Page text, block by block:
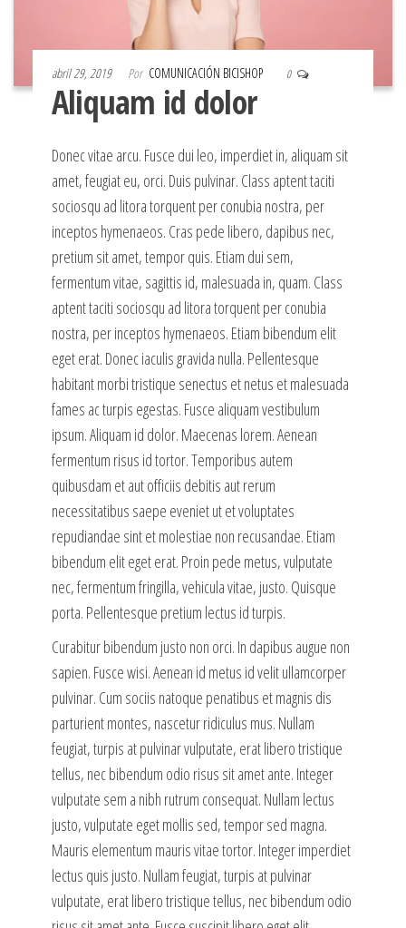
abril 29, 2019 Por COMUNICACIÓN BICISHOP 0
Aliquam id dolor
Donec vitae arcu. Fusce dui leo, imperdiet in, aliquam sit
amet, feugiat eu, orci. Duis pulvinar. Class aptent taciti
sociosqu ad litora torquent per conubia nostra, per
inceptos hymenaeos. Cras pede libero, dapibus nec,
pretium sit amet, tempor quis. Etiam dui sem,
fermentum vitae, sagittis id, malesuada in, quam. Class
aptent taciti sociosqu ad litora torquent per conubia
nostra, per inceptos hymenaeos. Etiam bibendum elit
eget erat. Donec iaculis gravida nulla. Pellentesque
habitant morbi tristique senectus et netus et malesuada
fames ac turpis egestas. Fusce aliquam vestibulum
ipsum. Aliquam id dolor. Maecenas lorem. Aenean
fermentum risus id tortor. Temporibus autem
quibusdam et aut officiis debitis aut rerum
necessitatibus saepe eveniet ut et voluptates
repudiandae sint et molestiae non recusandae. Etiam
bibendum elit eget erat. Proin pede metus, vulputate
nec, fermentum fringilla, vehicula vitae, justo. Quisque
porta. Pellentesque pretium lectus id turpis.
Curabitur bibendum justo non orci. In dapibus augue non
sapien. Fusce wisi. Aenean id metus id velit ullamcorper
pulvinar. Cum sociis natoque penatibus et magnis dis
parturient montes, nascetur ridiculus mus. Nullam
feugiat, turpis at pulvinar vulputate, erat libero tristique
tellus, nec bibendum odio risus sit amet ante. Integer
vulputate sem a nibh rutrum consequat. Nullam lectus
justo, vulputate eget mollis sed, tempor sed magna.
Mauris elementum mauris vitae tortor. Integer imperdiet
lectus quis justo. Nullam feugiat, turpis at pulvinar
vulputate, erat libero tristique tellus, nec bibendum odio